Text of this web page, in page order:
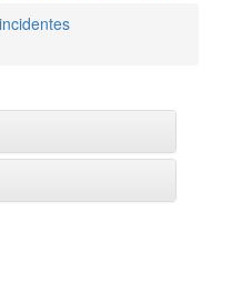
incidentes